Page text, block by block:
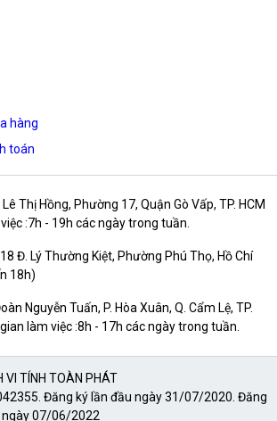
hàng
toán
Thị Hồng, Phường 17, Quận Gò Vấp, TP. HCM
:7h - 19h các ngày trong tuần.
Đ. Lý Thường Kiệt, Phường Phú Thọ, Hồ Chí
18h)
Nguyễn Tuấn, P. Hòa Xuân, Q. Cẩm Lệ, TP.
làm việc :8h - 17h các ngày trong tuần.
VI TÍNH TOÀN PHÁT
Đăng ký lần đầu ngày 31/07/2020. Đăng
ngày 07/06/2022